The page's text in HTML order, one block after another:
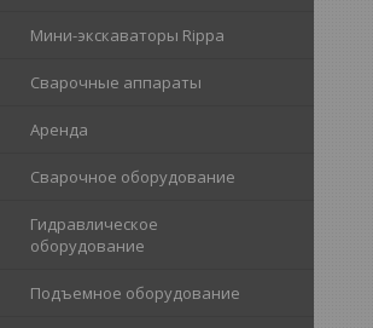
Мини-экскаваторы Rippa
Сварочные аппараты
Аренда
Сварочное оборудование
Гидравлическое
оборудование
Подъемное оборудование